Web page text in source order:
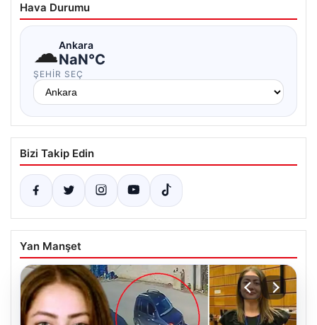
Hava Durumu
☁Ankara
NaN°C
ŞEHIR SEÇ
Bizi Takip Edin
Yan Manşet